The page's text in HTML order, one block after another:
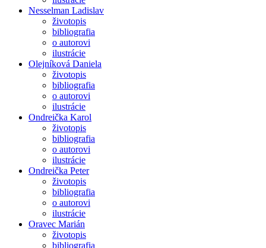
Nesselman Ladislav
životopis
bibliografia
o autorovi
ilustrácie
Olejníková Daniela
životopis
bibliografia
o autorovi
ilustrácie
Ondreička Karol
životopis
bibliografia
o autorovi
ilustrácie
Ondreička Peter
životopis
bibliografia
o autorovi
ilustrácie
Oravec Marián
životopis
bibliografia